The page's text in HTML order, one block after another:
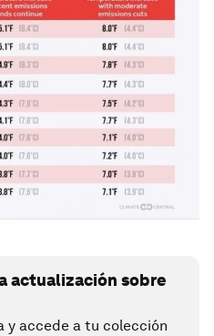
actualización sobre
y accede a tu colección